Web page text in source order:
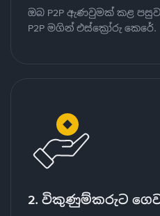
ඔබ P2P ඇණවුමක් කළ පසුව,
P2P මගින් එස්ක්‍රෝරු කෙරේ.
2. විකුණුම්කරුට